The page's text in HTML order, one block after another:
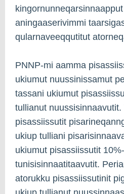
aningaaserivimmi
qularnaveeqqutitut
PNNP-mi aamma
ukiumut nuussinissamut
tassani ukiumut
tullianut
pisassiissutit
ukiup tulliani
ukiumut pisassiissutit
tunisisinnaatitaavutit.
atorukku pisassiissutinit